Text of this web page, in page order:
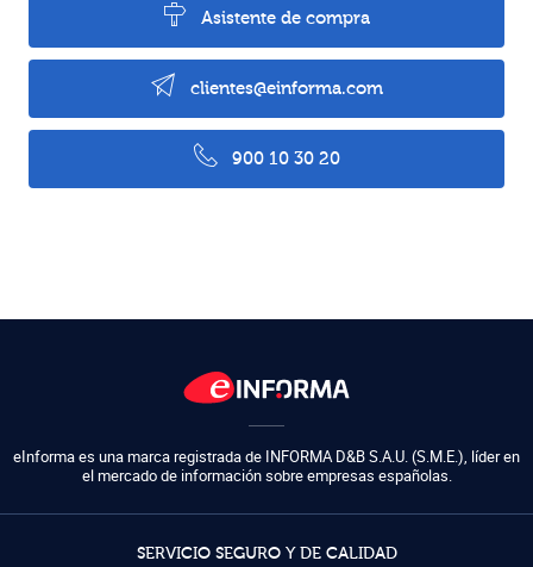
Asistente de compra
clientes@einforma.com
900 10 30 20
eInforma es una marca registrada de INFORMA D&B S.A.U. (S.M.E.), líder en
el mercado de información sobre empresas españolas.
SERVICIO SEGURO Y DE CALIDAD